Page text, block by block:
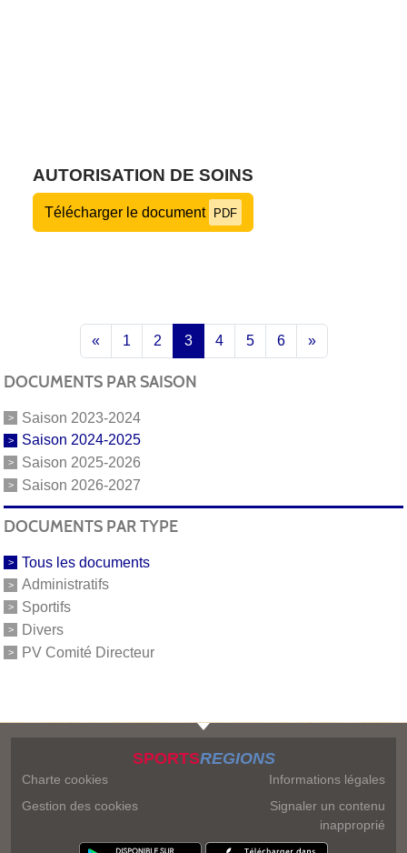
AUTORISATION DE SOINS
Télécharger le document PDF
« 1 2 3 4 5 6 »
DOCUMENTS PAR SAISON
Saison 2023-2024
Saison 2024-2025
Saison 2025-2026
Saison 2026-2027
DOCUMENTS PAR TYPE
Tous les documents
Administratifs
Sportifs
Divers
PV Comité Directeur
SPORTSREGIONS
Charte cookies
Gestion des cookies
Informations légales
Signaler un contenu
inapproprié